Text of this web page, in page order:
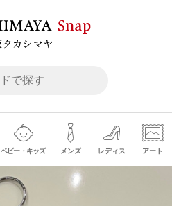
ベビー・キッズ メンズ レディス アート